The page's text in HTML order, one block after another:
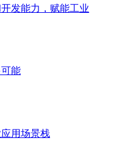
发能力，赋能工业
能
用场景栈